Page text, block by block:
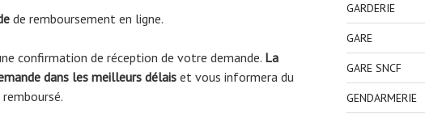
de remboursement en ligne.
confirmation de réception de votre demande. La
dans les meilleurs délais et vous informera du
GARDERIE
GARE
GARE SNCF
GENDARMERIE